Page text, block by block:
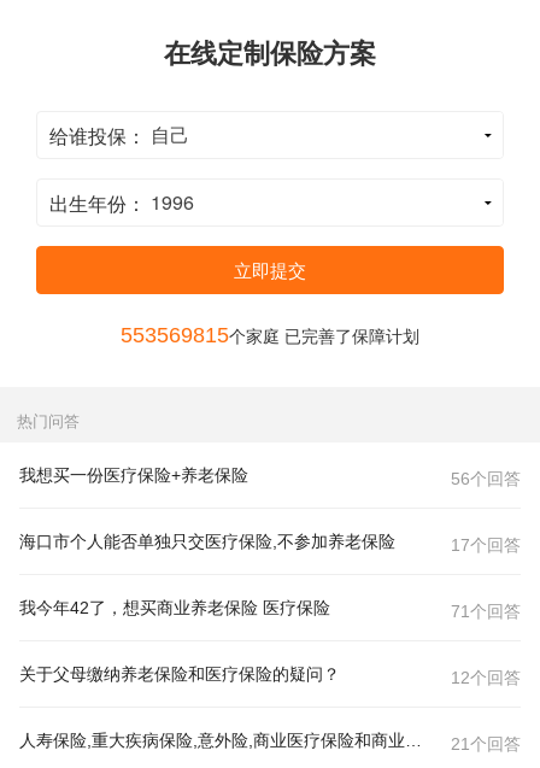
在线定制保险方案
给谁投保：
出生年份：
立即提交
553569815个家庭 已完善了保障计划
热门问答
56个回答
我想买一份医疗保险+养老保险
17个回答
海口市个人能否单独只交医疗保险,不参加养老保险
71个回答
我今年42了，想买商业养老保险 医疗保险
12个回答
关于父母缴纳养老保险和医疗保险的疑问？
21个回答